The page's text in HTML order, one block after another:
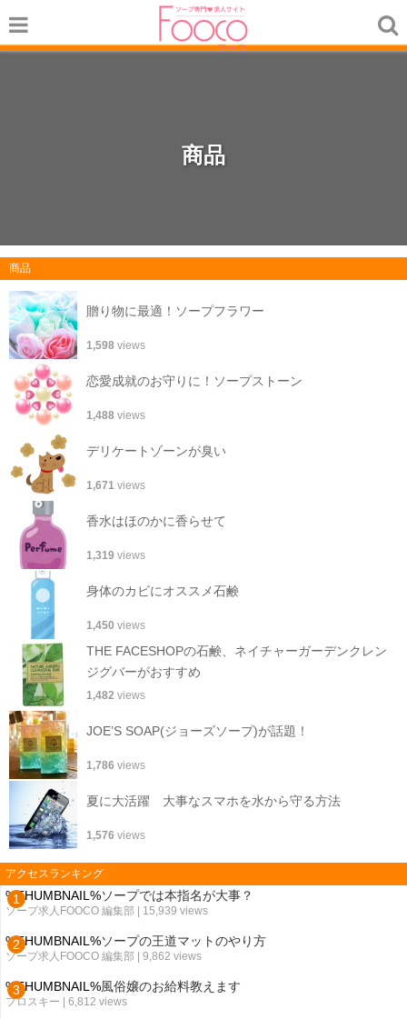
商品
商品
贈り物に最適！ソープフラワー
1,598 views
恋愛成就のお守りに！ソープストーン
1,488 views
デリケートゾーンが臭い
1,671 views
香水はほのかに香らせて
1,319 views
身体のカビにオススメ石鹸
1,450 views
THE FACESHOPの石鹸、ネイチャーガーデンクレン
ジグバーがおすすめ
1,482 views
JOE’S SOAP(ジョーズソープ)が話題！
1,786 views
夏に大活躍 大事なスマホを水から守る方法
1,576 views
アクセスランキング
%THUMBNAIL%ソープでは本指名が大事？
ソープ求人FOOCO 編集部 | 15,939 views
%THUMBNAIL%ソープの王道マットのやり方
ソープ求人FOOCO 編集部 | 9,862 views
%THUMBNAIL%風俗嬢のお給料教えます
フロスキー | 6,812 views